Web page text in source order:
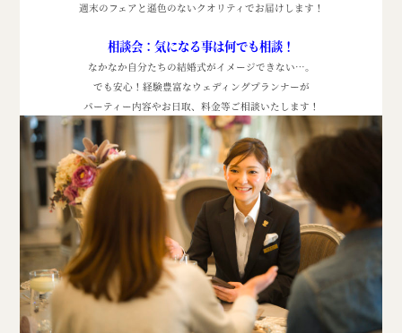
週末のフェアと遜色のないクオリティでお届けします！
相談会：気になる事は何でも相談！
なかなか自分たちの結婚式がイメージできない…。
でも安心！経験豊富なウェディングプランナーが
パーティー内容やお日取、料金等ご相談いたします！